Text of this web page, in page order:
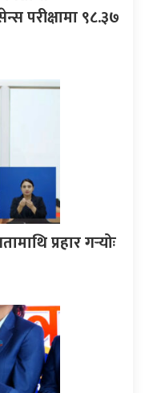
परीक्षामा ९८.३७
प्रहार गर्‍योः